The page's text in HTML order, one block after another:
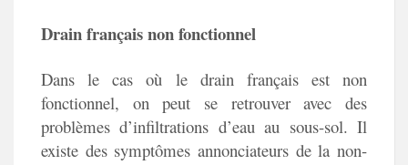
Drain français non fonctionnel
Dans le cas où le drain français est non
fonctionnel, on peut se retrouver avec des
problèmes d’infiltrations d’eau au sous-sol. Il
existe des symptômes annonciateurs de la non-